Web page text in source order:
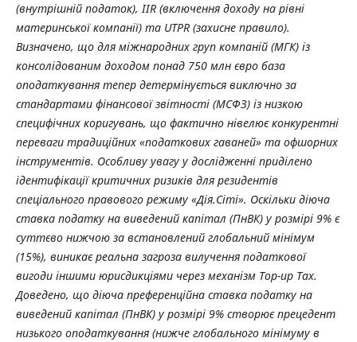
(внутрішній податок), IIR (включення доходу на рівні
материнської компанії) та UTPR (захисне правило).
Визначено, що для міжнародних груп компаній (МГК) із
консолідованим доходом понад 750 млн євро база
оподаткування тепер детермінується виключно за
стандартами фінансової звітності (МСФЗ) із низкою
специфічних коригувань, що фактично нівелює конкурентні
переваги традиційних «податкових гаваней» та офшорних
інструментів. Особливу увагу у дослідженні приділено
ідентифікації критичних ризиків для резидентів
спеціального правового режиму «Дія.Сіті». Оскільки діюча
ставка податку на виведений капітал (ПнВК) у розмірі 9% є
суттєво нижчою за встановлений глобальний мінімум
(15%), виникає реальна загроза вилучення податкової
вигоди іншими юрисдикціями через механізм Top-up Tax.
Доведено, що діюча преференційна ставка податку на
виведений капітал (ПнВК) у розмірі 9% створює прецедент
низького оподаткування (нижче глобального мінімуму в